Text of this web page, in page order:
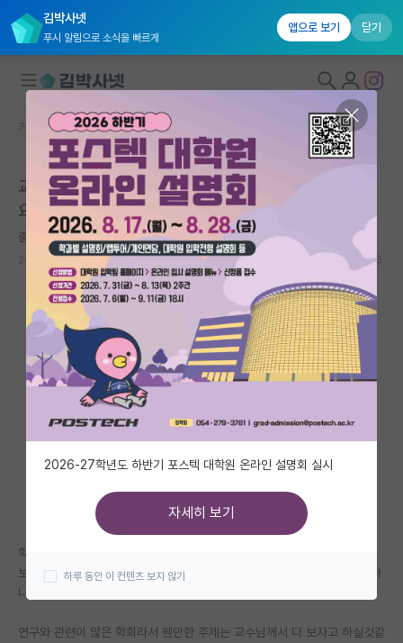
김박사넷
푸시 알림으로 소식을 빠르게
앱으로 보기 닫기
대학원생 모집
국내대학원 정보
연구실&오픈랩
커뮤니티
커뮤니티 홈
전체글보기
베스트 게시판
IF 명예의전당
자유 게시판(아무개랩)
미국 유학 게시판
미국 대학원 합격 후기 게시판
대학원 합격 후기 게시판
커뮤니티 홈 자유 게시판(아무개랩)
교수님과 가는 학회에서 일정 끝나면 보통 알아서 보내나
요?
춤추는 피타고라스
2026.06.12 9 5910
학회 일정이 아침 9시부터 저녁 8시 막 이러던데
보통은 본인의 참여 세션이 없는 날짜라도, 처음부터 끝까지 계속 참가를 하
나요?
연구와 관련이 많은 학회라서 웬만한 주제는 교수님께서 다 보자고 하실것같
2026-27학년도 하반기 포스텍 대학원 온라인 설명회 실시
자세히 보기
하루 동안 이 컨텐츠 보지 않기